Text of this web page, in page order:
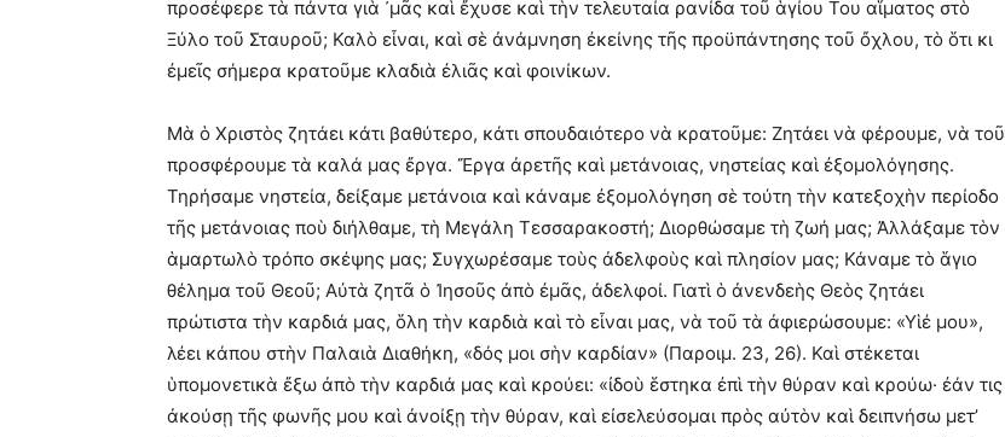
προσέφερε τὰ πάντα γιὰ ᾽μᾶς καὶ ἔχυσε καὶ τὴν τελευταία ρανίδα τοῦ ἁγίου Του αἵματος στὸ
Ξύλο τοῦ Σταυροῦ; Καλὸ εἶναι, καὶ σὲ ἀνάμνηση ἐκείνης τῆς προϋπάντησης τοῦ ὄχλου, τὸ ὅτι κι
ἐμεῖς σήμερα κρατοῦμε κλαδιὰ ἐλιᾶς καὶ φοινίκων.
Μὰ ὁ Χριστὸς ζητάει κάτι βαθύτερο, κάτι σπουδαιότερο νὰ κρατοῦμε: Ζητάει νὰ φέρουμε, νὰ τοῦ
προσφέρουμε τὰ καλά μας ἔργα. Ἔργα ἀρετῆς καὶ μετάνοιας, νηστείας καὶ ἐξομολόγησης.
Τηρήσαμε νηστεία, δείξαμε μετάνοια καὶ κάναμε ἐξομολόγηση σὲ τούτη τὴν κατεξοχὴν περίοδο
τῆς μετάνοιας ποὺ διήλθαμε, τὴ Μεγάλη Τεσσαρακοστή; Διορθώσαμε τὴ ζωή μας; Ἀλλάξαμε τὸν
ἁμαρτωλὸ τρόπο σκέψης μας; Συγχωρέσαμε τοὺς ἀδελφοὺς καὶ πλησίον μας; Κάναμε τὸ ἅγιο
θέλημα τοῦ Θεοῦ; Αὐτὰ ζητᾶ ὁ Ἰησοῦς ἀπὸ ἐμᾶς, ἀδελφοί. Γιατὶ ὁ ἀνενδεὴς Θεὸς ζητάει
πρώτιστα τὴν καρδιά μας, ὅλη τὴν καρδιὰ καὶ τὸ εἶναι μας, νὰ τοῦ τὰ ἀφιερώσουμε: «Υἱέ μου»,
λέει κάπου στὴν Παλαιὰ Διαθήκη, «δός μοι σὴν καρδίαν» (Παροιμ. 23, 26). Καὶ στέκεται
ὑπομονετικὰ ἔξω ἀπὸ τὴν καρδιά μας καὶ κρούει: «ἰδοὺ ἕστηκα ἐπὶ τὴν θύραν καὶ κρούω· ἐάν τις
ἀκούσῃ τῆς φωνῆς μου καὶ ἀνοίξῃ τὴν θύραν, καὶ εἰσελεύσομαι πρὸς αὐτὸν καὶ δειπνήσω μετ’